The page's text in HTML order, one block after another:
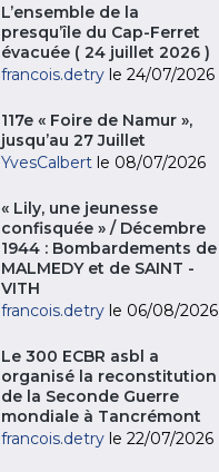
L’ensemble de la
presqu’île du Cap-Ferret
évacuée ( 24 juillet 2026 )
francois.detry le 24/07/2026
117e « Foire de Namur »,
jusqu’au 27 Juillet
YvesCalbert le 08/07/2026
« Lily, une jeunesse
confisquée » / Décembre
1944 : Bombardements de
MALMEDY et de SAINT -
VITH
francois.detry le 06/08/2026
Le 300 ECBR asbl a
organisé la reconstitution
de la Seconde Guerre
mondiale à Tancrémont
francois.detry le 22/07/2026